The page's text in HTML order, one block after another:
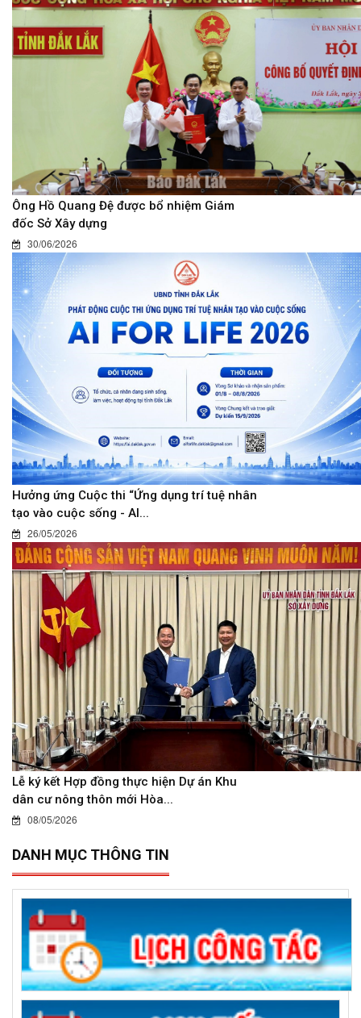
Ông Hồ Quang Đệ được bổ nhiệm Giám
đốc Sở Xây dựng
30/06/2026
Hưởng ứng Cuộc thi “Ứng dụng trí tuệ nhân
tạo vào cuộc sống - AI...
26/05/2026
Lễ ký kết Hợp đồng thực hiện Dự án Khu
dân cư nông thôn mới Hòa...
08/05/2026
DANH MỤC THÔNG TIN